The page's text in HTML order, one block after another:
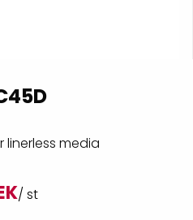
linerless media
/ st